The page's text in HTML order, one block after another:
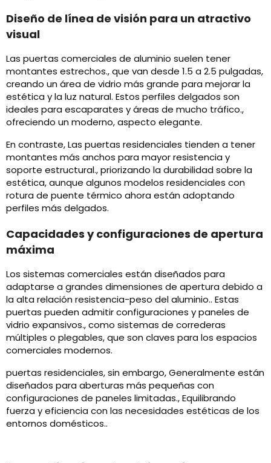
Diseño de línea de visión para un atractivo
visual
Las puertas comerciales de aluminio suelen tener
montantes estrechos., que van desde 1.5 a 2.5 pulgadas,
creando un área de vidrio más grande para mejorar la
estética y la luz natural. Estos perfiles delgados son
ideales para escaparates y áreas de mucho tráfico.,
ofreciendo un moderno, aspecto elegante.
En contraste, Las puertas residenciales tienden a tener
montantes más anchos para mayor resistencia y
soporte estructural., priorizando la durabilidad sobre la
estética, aunque algunos modelos residenciales con
rotura de puente térmico ahora están adoptando
perfiles más delgados.
Capacidades y configuraciones de apertura
máxima
Los sistemas comerciales están diseñados para
adaptarse a grandes dimensiones de apertura debido a
la alta relación resistencia-peso del aluminio.. Estas
puertas pueden admitir configuraciones y paneles de
vidrio expansivos., como sistemas de correderas
múltiples o plegables, que son claves para los espacios
comerciales modernos.
puertas residenciales, sin embargo, Generalmente están
diseñados para aberturas más pequeñas con
configuraciones de paneles limitadas., Equilibrando
fuerza y ​​eficiencia con las necesidades estéticas de los
entornos domésticos..